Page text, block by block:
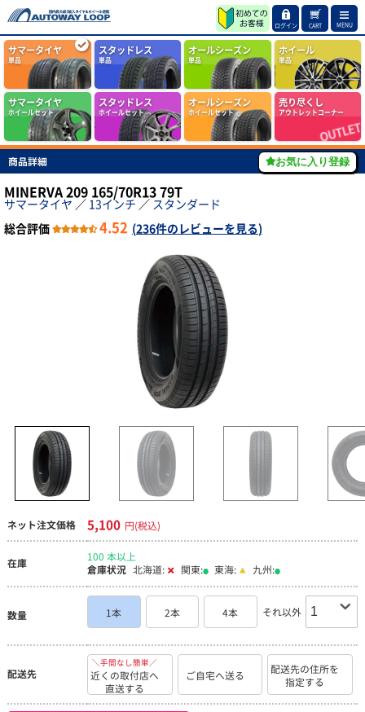
ログイン CART MENU
サマータイヤ
単品
スタッドレス
単品
オールシーズン
単品
ホイール
単品
サマータイヤ
ホイールセット
スタッドレス
ホイールセット
オールシーズン
ホイールセット
売り尽くし
アウトレットコーナー
商品詳細 お気に入り登録
MINERVA 209 165/70R13 79T
サマータイヤ ／ 13インチ ／ スタンダード
総合評価
4.52 (236件のレビューを見る)
ネット注文価格 5,100 円(税込)
在庫
100 本以上
倉庫状況 北海道: 関東: 東海: 九州:
数量 1本 2本 4本 それ以外
配送先
＼手間なし簡単／
近くの取付店へ
直送する
ご自宅へ送る
配送先の住所を
指定する